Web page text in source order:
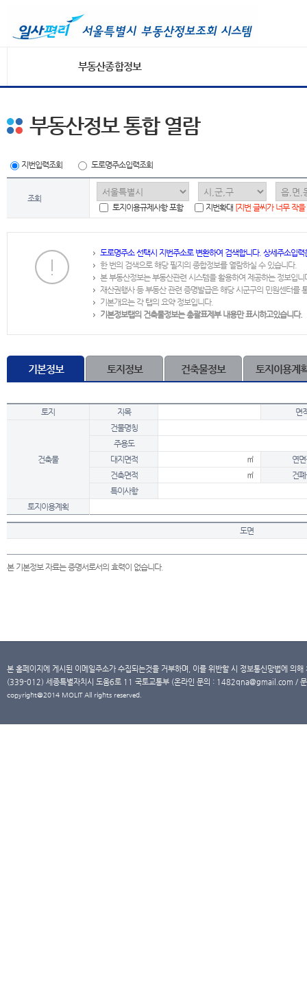
부동산종합정보
부동산정보 통합 열람
지번입력조회 도로명주소입력조회
조회
토지이용규제사항 포함
지번확대 [지번 글씨가 너무 작
도로명주소 선택시 지번주소로 변환하여 검색합니다. 상세주소입
한 번의 검색으로 해당 필지의 종합정보를 열람하실 수 있습니다.
본 부동산정보는 부동산관련 시스템을 활용하여 제공하는 정보입니
재산권행사 등 부동산 관련 증명발급은 해당 시군구의 민원센터를
기본개요는 각 탭의 요약 정보입니다.
기본정보탭의 건축물정보는 총괄표제부 내용만 표시하고있습니다.
기본정보 토지정보 건축물정보 토지이용계
토지 지목 면
건축물
건물명칭
주용도
대지면적
㎡
연
건축면적
㎡
건
특이사항
토지이용계획
도면
본 기본정보 자료는 증명서로서의 효력이 없습니다.
본 홈페이지에 게시된 이메일주소가 수집되는것을 거부하며, 이를 위반할 시 정보통신망법에 의
(339-012) 세종특별자치시 도움6로 11 국토교통부 (온라인 문의 : 1482qna@gmail.com /
copyright@2014 MOLIT All rights reserved.